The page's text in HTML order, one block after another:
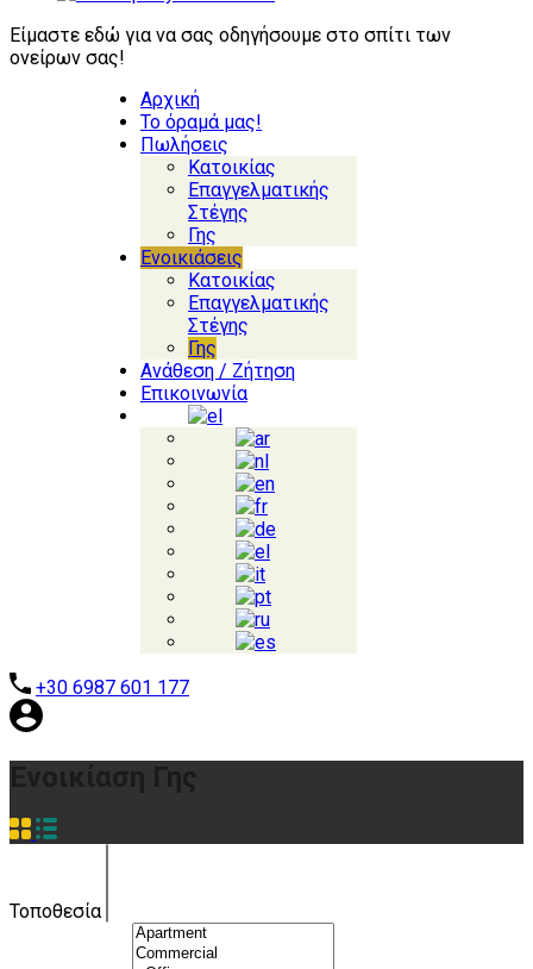
Είμαστε εδώ για να σας οδηγήσουμε στο σπίτι των
ονείρων σας!
Αρχική
Το όραμά μας!
Πωλήσεις
Κατοικίας
Επαγγελματικής
Στέγης
Γης
Ενοικιάσεις
Κατοικίας
Επαγγελματικής
Στέγης
Γης
Ανάθεση / Ζήτηση
Επικοινωνία
+30 6987 601 177
Τοποθεσία